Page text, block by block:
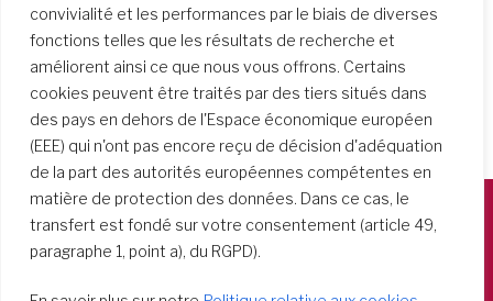
convivialité et les performances par le biais de diverses
fonctions telles que les résultats de recherche et
améliorent ainsi ce que nous vous offrons. Certains
cookies peuvent être traités par des tiers situés dans
des pays en dehors de l'Espace économique européen
(EEE) qui n'ont pas encore reçu de décision d'adéquation
de la part des autorités européennes compétentes en
matière de protection des données. Dans ce cas, le
transfert est fondé sur votre consentement (article 49,
paragraphe 1, point a), du RGPD).
Società del Sacro Cuore